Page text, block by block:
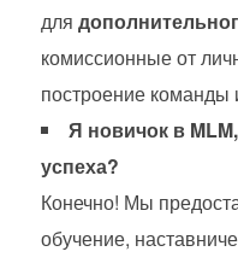
для
комиссионные от
построение команды
Я новичок в
успеха?
Конечно! Мы
обучение,